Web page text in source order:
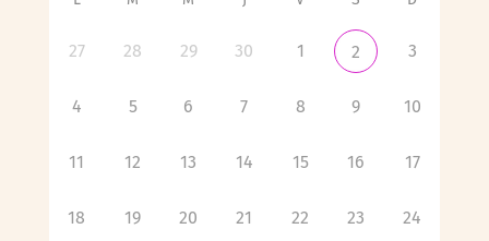
27 28 29 30 1 2 3
4 5 6 7 8 9 10
11 12 13 14 15 16 17
18 19 20 21 22 23 24